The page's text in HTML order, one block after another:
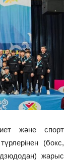
және спорт
(бокс,
дзюдодан) жарыс